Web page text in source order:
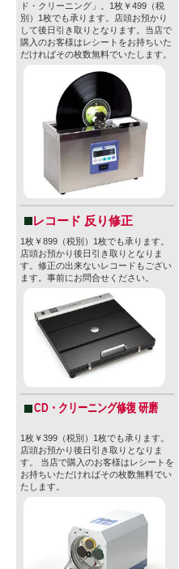
ド・クリーニング」。1枚￥499（税
別）1枚でも承ります。店頭お預かり
して後日引き取りとなります。当店で
購入のお客様はレシートをお持ちいた
だければその枚数無料でいたします。
レコード 反り修正
1枚￥899（税別）1枚でも承ります。
店頭お預かり後日引き取りとなりま
す。修正の出来ないレコードもござい
ます。事前にお問合せください。
CD・クリーニング修復 研磨
1枚￥399（税別）1枚でも承ります。
店頭お預かり後日引き取りとなりま
す。 当店で購入のお客様はレシートを
お持ちいただければその枚数無料でい
たします。